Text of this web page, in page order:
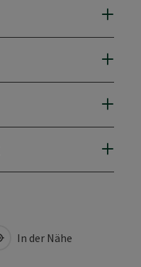
In der Nähe